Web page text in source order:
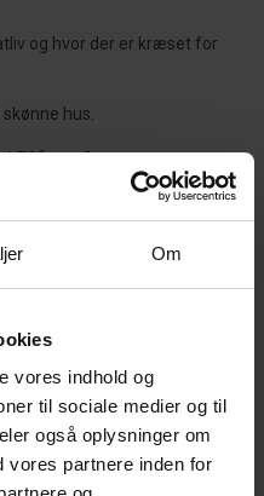
Om
vores indhold og
til sociale medier og til
også oplysninger om
vores partnere inden for
og hvor der er kræset for
hus.
i Blåvand
der masser af gode tilbud i
finder du mange
Her ligger både tøjbutikker,
og tilbehør samt lokale
bagerier og en slagter.
er ikke tilladt.